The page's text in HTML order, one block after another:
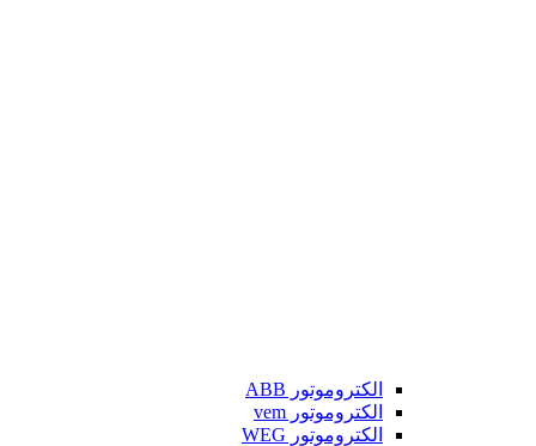
الکتروموتور ABB
الکتروموتور vem
الکتروموتور WEG